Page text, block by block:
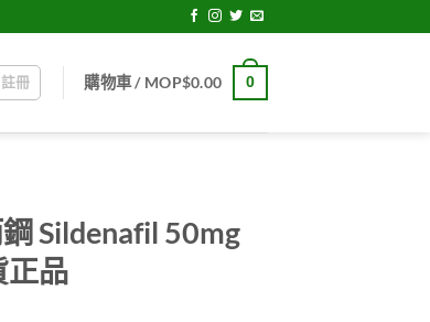
冊 購物車 / MOP$0.00 0
Sildenafil 50mg
正品